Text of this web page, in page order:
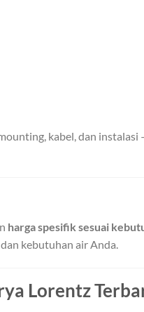
kabel, dan instalasi
harga spesifik sesuai
kebutuhan air Anda.
Lorentz